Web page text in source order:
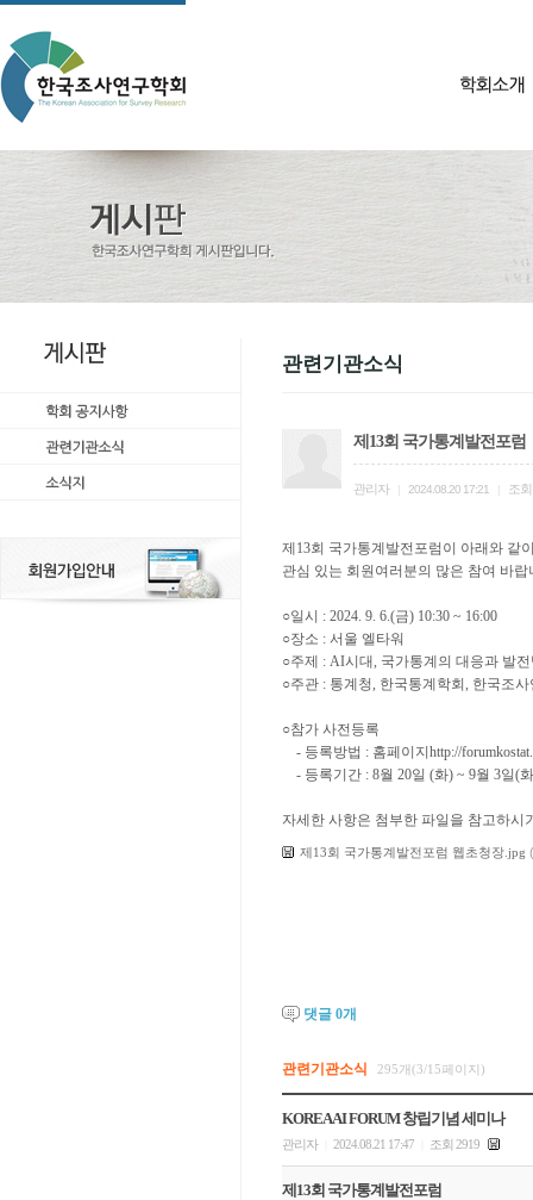
관련기관소식
제13회 국가통계발전포럼
관리자 2024.08.20 17:21 조회
제13회 국가통계발전포럼이 아래와 같
관심 있는 회원여러분의 많은 참여 바랍
○일시 : 2024. 9. 6.(금) 10:30 ~ 16:00
○장소 : 서울 엘타워
○주제 : AI시대, 국가통계의 대응과 발
○주관 : 통계청, 한국통계학회, 한국조
○참가 사전등록
- 등록방법 : 홈페이지http://
- 등록기간 : 8월 20일 (화) ~ 9월 3일(
자세한 사항은 첨부한 파일을 참고하시
제13회 국가통계발전포럼 웹초청장.jpg
댓글 0개
관련기관소식 295개(3/15페이지)
KOREA AI FORUM 창립기념 세미나
관리자 2024.08.21 17:47 조회 2919
제13회 국가통계발전포럼